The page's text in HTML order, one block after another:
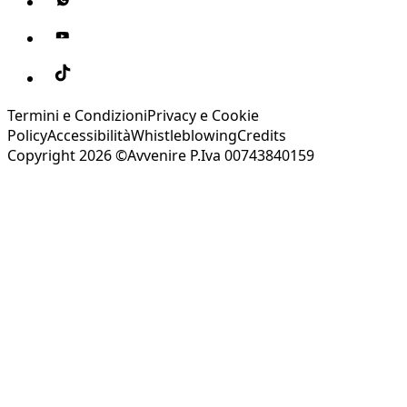
Termini e CondizioniPrivacy e Cookie
PolicyAccessibilitàWhistleblowingCredits
Copyright 2026 ©Avvenire P.Iva 00743840159